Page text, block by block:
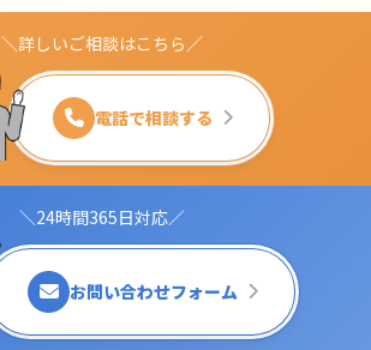
＼詳しいご相談はこちら／
電話で相談する
＼24時間365日対応／
お問い合わせフォーム